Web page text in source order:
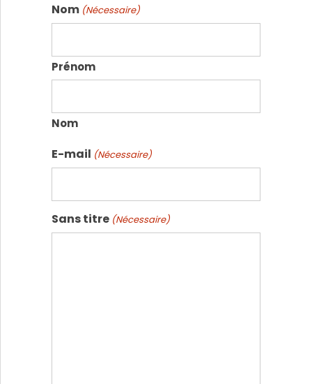
Nom (Nécessaire)
Prénom
Nom
E-mail (Nécessaire)
Sans titre (Nécessaire)